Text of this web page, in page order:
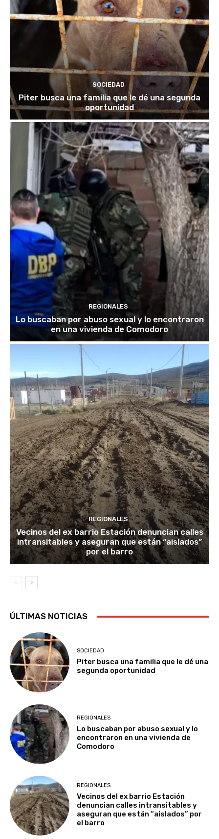
SOCIEDAD
Piter busca una familia que le dé una segunda
oportunidad
REGIONALES
Lo buscaban por abuso sexual y lo encontraron
en una vivienda de Comodoro
REGIONALES
Vecinos del ex barrio Estación denuncian calles
intransitables y aseguran que están “aislados”
por el barro
ÚLTIMAS NOTICIAS
SOCIEDAD
Piter busca una familia que le dé una
segunda oportunidad
REGIONALES
Lo buscaban por abuso sexual y lo
encontraron en una vivienda de
Comodoro
REGIONALES
Vecinos del ex barrio Estación
denuncian calles intransitables y
aseguran que están “aislados” por
el barro